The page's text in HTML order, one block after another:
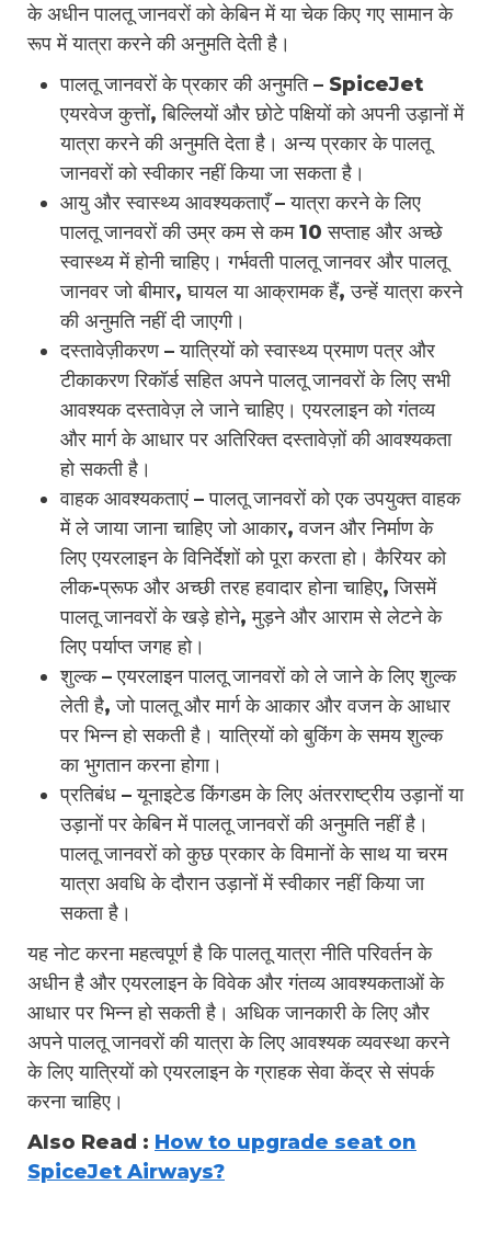
के अधीन पालतू जानवरों को केबिन में या चेक किए गए सामान के
रूप में यात्रा करने की अनुमति देती है।
पालतू जानवरों के प्रकार की अनुमति – SpiceJet
एयरवेज कुत्तों, बिल्लियों और छोटे पक्षियों को अपनी उड़ानों में
यात्रा करने की अनुमति देता है। अन्य प्रकार के पालतू
जानवरों को स्वीकार नहीं किया जा सकता है।
आयु और स्वास्थ्य आवश्यकताएँ – यात्रा करने के लिए
पालतू जानवरों की उम्र कम से कम 10 सप्ताह और अच्छे
स्वास्थ्य में होनी चाहिए। गर्भवती पालतू जानवर और पालतू
जानवर जो बीमार, घायल या आक्रामक हैं, उन्हें यात्रा करने
की अनुमति नहीं दी जाएगी।
दस्तावेज़ीकरण – यात्रियों को स्वास्थ्य प्रमाण पत्र और
टीकाकरण रिकॉर्ड सहित अपने पालतू जानवरों के लिए सभी
आवश्यक दस्तावेज़ ले जाने चाहिए। एयरलाइन को गंतव्य
और मार्ग के आधार पर अतिरिक्त दस्तावेज़ों की आवश्यकता
हो सकती है।
वाहक आवश्यकताएं – पालतू जानवरों को एक उपयुक्त वाहक
में ले जाया जाना चाहिए जो आकार, वजन और निर्माण के
लिए एयरलाइन के विनिर्देशों को पूरा करता हो। कैरियर को
लीक-प्रूफ और अच्छी तरह हवादार होना चाहिए, जिसमें
पालतू जानवरों के खड़े होने, मुड़ने और आराम से लेटने के
लिए पर्याप्त जगह हो।
शुल्क – एयरलाइन पालतू जानवरों को ले जाने के लिए शुल्क
लेती है, जो पालतू और मार्ग के आकार और वजन के आधार
पर भिन्न हो सकती है। यात्रियों को बुकिंग के समय शुल्क
का भुगतान करना होगा।
प्रतिबंध – यूनाइटेड किंगडम के लिए अंतरराष्ट्रीय उड़ानों या
उड़ानों पर केबिन में पालतू जानवरों की अनुमति नहीं है।
पालतू जानवरों को कुछ प्रकार के विमानों के साथ या चरम
यात्रा अवधि के दौरान उड़ानों में स्वीकार नहीं किया जा
सकता है।
यह नोट करना महत्वपूर्ण है कि पालतू यात्रा नीति परिवर्तन के
अधीन है और एयरलाइन के विवेक और गंतव्य आवश्यकताओं के
आधार पर भिन्न हो सकती है। अधिक जानकारी के लिए और
अपने पालतू जानवरों की यात्रा के लिए आवश्यक व्यवस्था करने
के लिए यात्रियों को एयरलाइन के ग्राहक सेवा केंद्र से संपर्क
करना चाहिए।
Also Read : How to upgrade seat on
SpiceJet Airways?